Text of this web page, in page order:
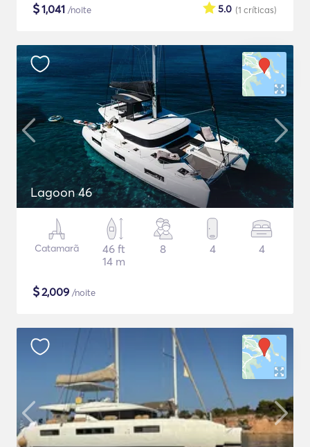
$1,041 /noite (1 críticas)
5.0
Lagoon 46
Catamarã
46 ft
14 m
8 4 4
$2,009 /noite